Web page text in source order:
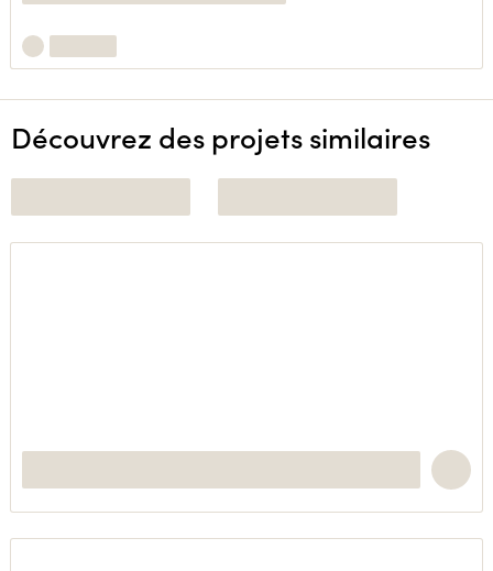
Découvrez des projets similaires